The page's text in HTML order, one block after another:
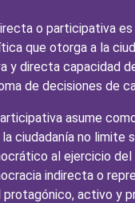
o participativa
que otorga a la
y directa capacidad
de decisiones de
asume
ciudadanía no limite
al ejercicio del
indirecta o
protagónico, activo y